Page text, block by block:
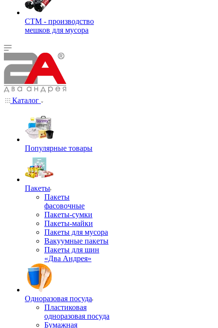
СТМ - производство
мешков для мусора
Каталог
Популярные товары
Пакеты
Пакеты
фасовочные
Пакеты-сумки
Пакеты-майки
Пакеты для мусора
Вакуумные пакеты
Пакеты для шин
«Два Андрея»
Одноразовая посуда
Пластиковая
одноразовая посуда
Бумажная